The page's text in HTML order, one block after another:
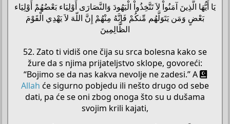
يَا أَيُّهَا الَّذِينَ آمَنُواْ لاَ تَتَّخِذُواْ الْيَهُودَ وَالنَّصَارَى أَوْلِيَاء بَعْضُهُمْ أَوْلِيَاء
بَعْضٍ وَمَن يَتَوَلَّهُم مِّنكُمْ فَإِنَّهُ مِنْهُمْ إِنَّ اللّهَ لاَ يَهْدِي الْقَوْمَ
الظَّالِمِينَ
52. Zato ti vidiš one čija su srca bolesna kako se
žure da s njima prijateljstvo sklope, govoreći:
“Bojimo se da nas kakva nevolje ne zadesi.” A
Allah će sigurno pobjedu ili nešto drugo od sebe
dati, pa će se oni zbog onoga što su u dušama
svojim krili kajati,